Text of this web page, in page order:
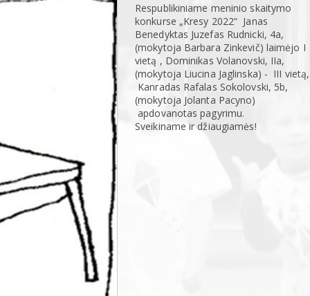
Respublikiniame meninio skaitymo
konkurse „Kresy 2022“ Janas
Benedyktas Juzefas Rudnicki, 4a,
(mokytoja Barbara Zinkevič) laimėjo I
vietą , Dominikas Volanovski, IIa,
(mokytoja Liucina Jaglinska) - III vietą,
Kanradas Rafalas Sokolovski, 5b,
(mokytoja Jolanta Pacyno)
apdovanotas pagyrimu.
Sveikiname ir džiaugiamės!